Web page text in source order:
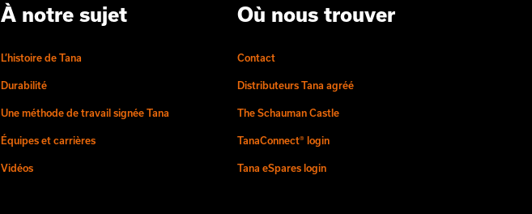
À notre sujet
L’histoire de Tana
Durabilité
Une méthode de travail signée Tana
Équipes et carrières
Vidéos
Où nous trouver
Contact
Distributeurs Tana agréé
The Schauman Castle
TanaConnect® login
Tana eSpares login